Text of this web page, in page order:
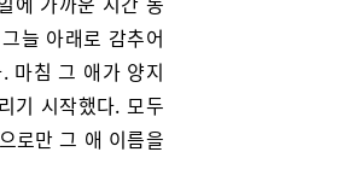
늘 아래로 감추어
마침 그 애가 양지
기 시작했다. 모두
로만 그 애 이름을